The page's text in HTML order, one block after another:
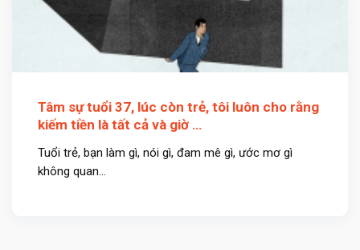
Tâm sự tuổi 37, lúc còn trẻ, tôi luôn cho rằng
kiếm tiền là tất cả và giờ …
Tuổi trẻ, bạn làm gì, nói gì, đam mê gì, ước mơ gì
không quan...